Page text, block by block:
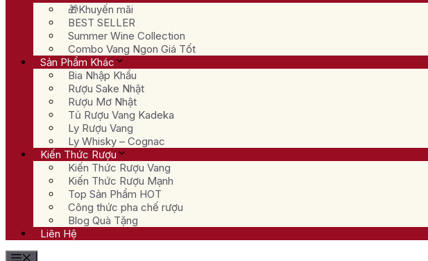
🎁Khuyến mãi
BEST SELLER
Summer Wine Collection
Combo Vang Ngon Giá Tốt
Sản Phẩm Khác
Bia Nhập Khẩu
Rượu Sake Nhật
Rượu Mơ Nhật
Tủ Rượu Vang Kadeka
Ly Rượu Vang
Ly Whisky – Cognac
Kiến Thức Rượu
Kiến Thức Rượu Vang
Kiến Thức Rượu Mạnh
Top Sản Phẩm HOT
Công thức pha chế rượu
Blog Quà Tặng
Liên Hệ